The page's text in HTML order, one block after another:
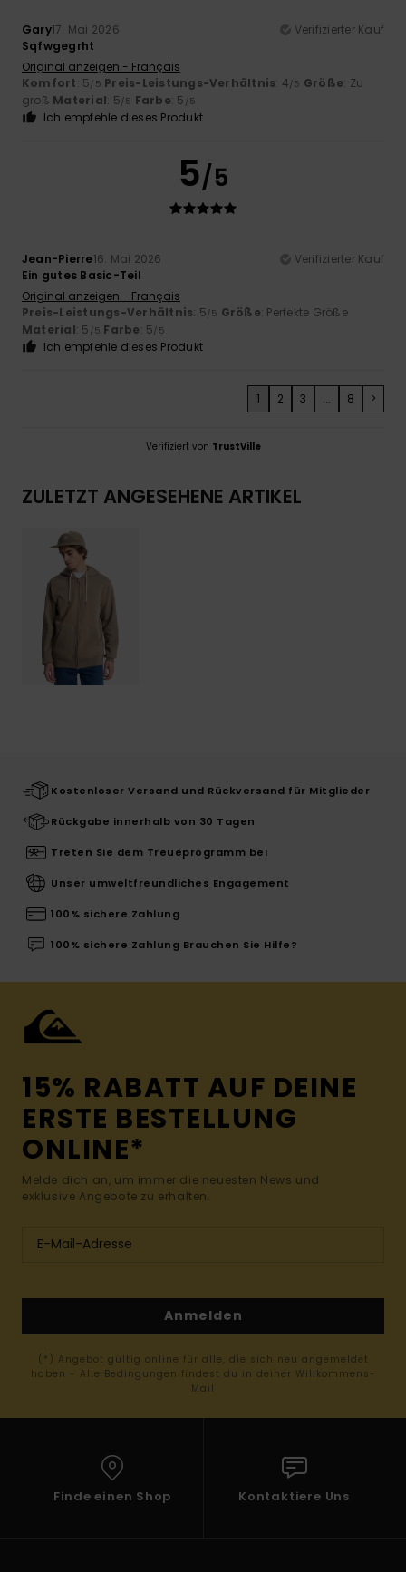
Gary17. Mai 2026
Verifizierter Kauf
Sqfwgegrht
Original anzeigen - Français
Komfort: 5/5 Preis-Leistungs-Verhältnis: 4/5 Größe: Zu
groß Material: 5/5 Farbe: 5 /5
Ich empfehle dieses Produkt
5/5
Jean-Pierre16. Mai 2026
Verifizierter Kauf
Ein gutes Basic-Teil
Original anzeigen - Français
Preis-Leistungs-Verhältnis: 5/5 Größe: Perfekte Größe
Material: 5 /5 Farbe: 5/5
Ich empfehle dieses Produkt
1 2 3 ... 8 >
Verifiziert von TrustVille
ZULETZT ANGESEHENE ARTIKEL
Kostenloser Versand und Rückversand für Mitglieder
Rückgabe innerhalb von 30 Tagen
Treten Sie dem Treueprogramm bei
Unser umweltfreundliches Engagement
100% sichere Zahlung
100% sichere Zahlung Brauchen Sie Hilfe?
15% RABATT AUF DEINE
ERSTE BESTELLUNG
ONLINE*
Melde dich an, um immer die neuesten News und
exklusive Angebote zu erhalten.
Anmelden
(*) Angebot gültig online für alle, die sich neu angemeldet
haben - Alle Bedingungen findest du in deiner Willkommens-
Mail
Finde einen Shop Kontaktiere Uns